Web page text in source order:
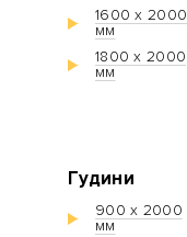
1600 х 2000
мм
1800 х 2000
мм
Гудини
900 х 2000
мм